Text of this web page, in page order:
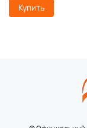
Купить